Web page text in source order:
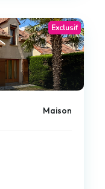
Exclusif
Maison